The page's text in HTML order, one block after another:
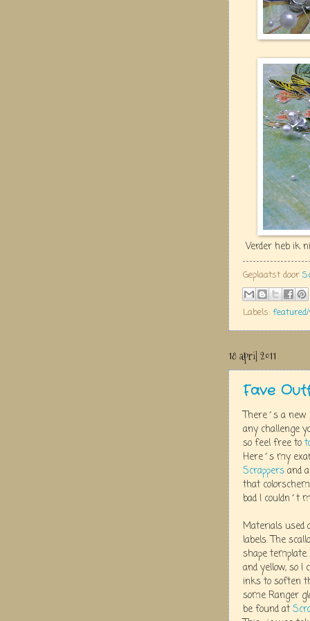
Verder heb ik
Geplaatst door
Labels:
18 april 2011
Fave
There´s a new
any challenge
so feel free to
Here´s my
Scrappersand
that
bad I couldn´t
Materials used
labels. The
shape
and yellow, so I
inks to soften
some Ranger
be found at